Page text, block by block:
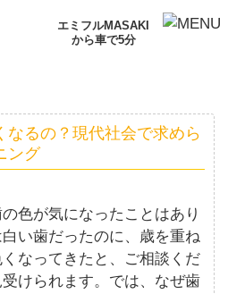
エミフルMASAKI
から車で5分
なるの？現代社会で求めら
ング
色が気になったことはあり
い歯だったのに、歳を重ね
なってきたと、ご相談くだ
けられます。では、なぜ歯